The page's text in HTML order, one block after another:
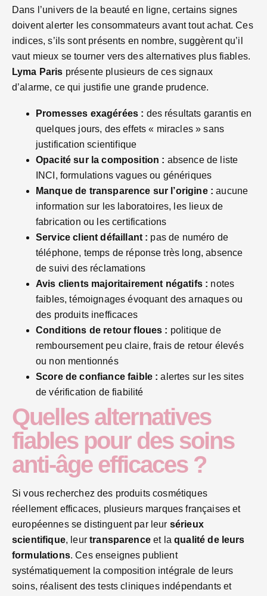
Dans l’univers de la beauté en ligne, certains signes
doivent alerter les consommateurs avant tout achat. Ces
indices, s’ils sont présents en nombre, suggèrent qu’il
vaut mieux se tourner vers des alternatives plus fiables.
Lyma Paris présente plusieurs de ces signaux
d’alarme, ce qui justifie une grande prudence.
Promesses exagérées : des résultats garantis en
quelques jours, des effets « miracles » sans
justification scientifique
Opacité sur la composition : absence de liste
INCI, formulations vagues ou génériques
Manque de transparence sur l’origine : aucune
information sur les laboratoires, les lieux de
fabrication ou les certifications
Service client défaillant : pas de numéro de
téléphone, temps de réponse très long, absence
de suivi des réclamations
Avis clients majoritairement négatifs : notes
faibles, témoignages évoquant des arnaques ou
des produits inefficaces
Conditions de retour floues : politique de
remboursement peu claire, frais de retour élevés
ou non mentionnés
Score de confiance faible : alertes sur les sites
de vérification de fiabilité
Quelles alternatives
fiables pour des soins
anti-âge efficaces ?
Si vous recherchez des produits cosmétiques
réellement efficaces, plusieurs marques françaises et
européennes se distinguent par leur sérieux
scientifique, leurtransparenceet laqualité de leurs
formulations. Ces enseignes publient
systématiquement la composition intégrale de leurs
soins, réalisent des tests cliniques indépendants et